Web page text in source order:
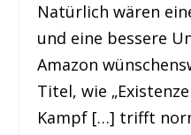
Natürlich wären
und eine bessere
Amazon
Titel, wie
Kampf […] trifft